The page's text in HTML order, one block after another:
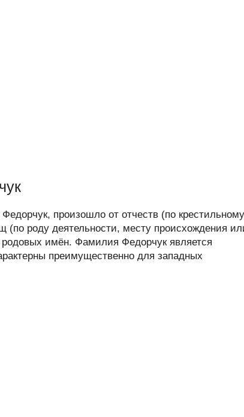
произошло от отчеств (по крестильному
(по роду деятельности, месту происхождения
родовых имён. Фамилия Федорчук является
преимущественно для западных